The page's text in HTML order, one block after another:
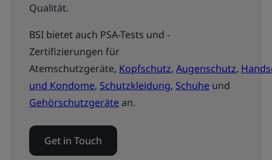
Qualität.
BSI bietet auch PSA-Tests und -
Zertifizierungen für
Atemschutzgeräte, Kopfschutz, Augenschutz,
und Kondome, Schutzkleidung, Schuhe und
Gehörschutzgeräte an.
Get in Touch